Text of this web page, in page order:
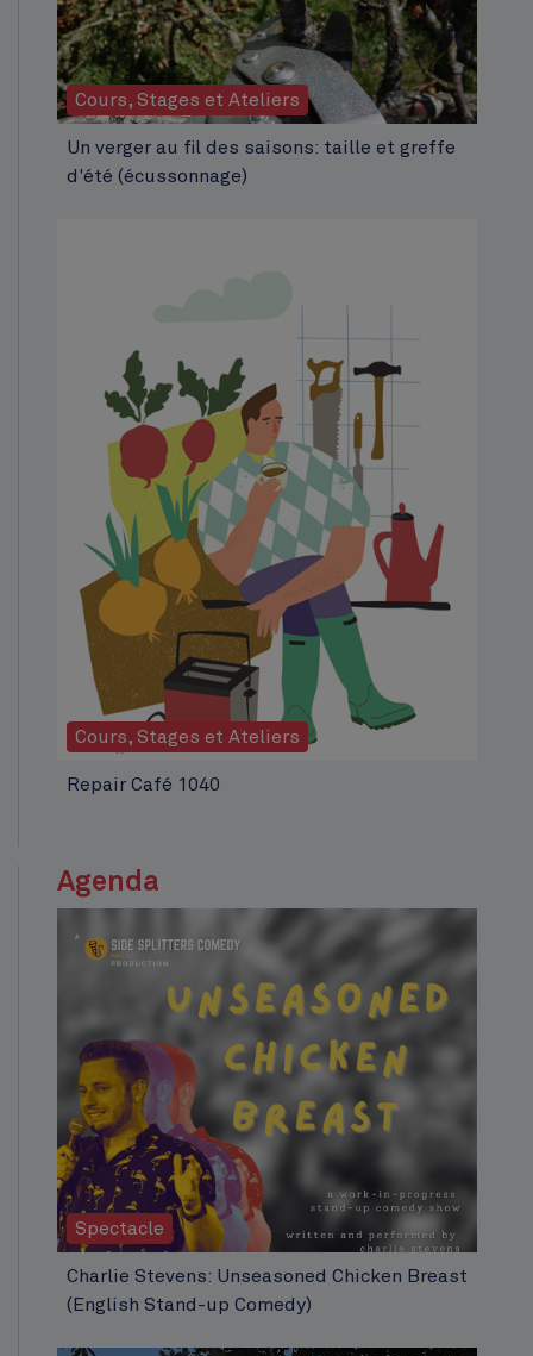
Cours, Stages et Ateliers
Un verger au fil des saisons: taille et greffe
d'été (écussonnage)
Cours, Stages et Ateliers
Repair Café 1040
Agenda
Spectacle
Charlie Stevens: Unseasoned Chicken Breast
(English Stand-up Comedy)